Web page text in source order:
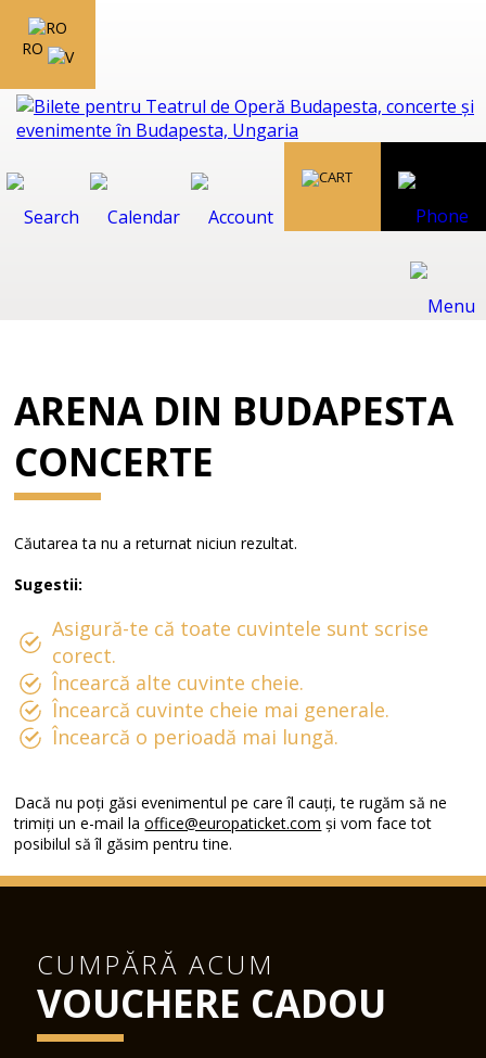
RO
ARENA DIN BUDAPESTA
CONCERTE
Căutarea ta nu a returnat niciun rezultat.
Sugestii:
Asigură-te că toate cuvintele sunt scrise
corect.
Încearcă alte cuvinte cheie.
Încearcă cuvinte cheie mai generale.
Încearcă o perioadă mai lungă.
Dacă nu poți găsi evenimentul pe care îl cauți, te rugăm să ne
trimiți un e-mail laoffice@europaticket.com și vom face tot
posibilul să îl găsim pentru tine.
CUMPĂRĂ ACUM
VOUCHERE CADOU